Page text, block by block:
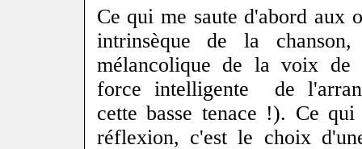
Ce qui me saute d'abord aux
intrinsèque de la
mélancolique de la voix de
force intelligente de
cette basse tenace !). Ce
réflexion, c'est le choix